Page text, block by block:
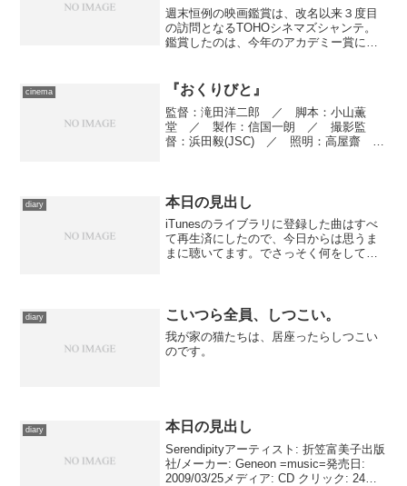
週末恒例の映画鑑賞は、改名以来３度目
の訪問となるTOHOシネマズシャンテ。
鑑賞したのは、今年のアカデミー賞に主
ト〜あるカトリック学校で〜』(WALT
DISNEY STU...
cinema 『おくりびと』
監督：滝田洋二郎 ／ 脚本：小山薫
堂 ／ 製作：信国一朗 ／ 撮影監
督：浜田毅(JSC) ／ 照明：高屋齋
彦 ／ 納棺指導：木村眞二...
diary 本日の見出し
iTunesのライブラリに登録した曲はすべ
て再生済にしたので、今日からは思うま
まに聴いてます。でさっそく何をしてい
だったり...
diary こいつら全員、しつこい。
我が家の猫たちは、居座ったらしつこい
のです。
diary 本日の見出し
Serendipityアーティスト: 折笠富美子出版
社/メーカー: Geneon =music=発売日:
2009/03/25メディア: CD クリック: 24回